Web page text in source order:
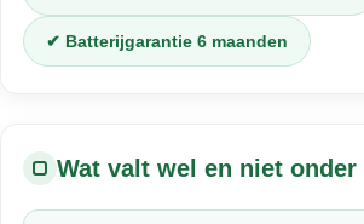
✔ Batterijgarantie 6 maanden
Wat valt wel en niet onder